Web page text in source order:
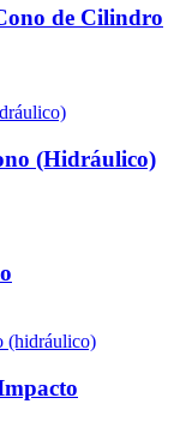
de Cilindro
(Hidráulico)